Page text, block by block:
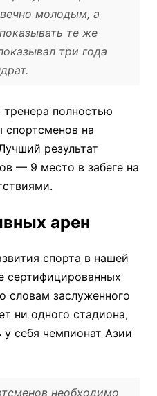
молодым, а
те же
три года
тренера полностью
спортсменов на
результат
— 9 место в забеге на
арен
спорта в нашей
сертифицированных
словам заслуженного
ни одного стадиона,
себя чемпионат Азии
необходимо